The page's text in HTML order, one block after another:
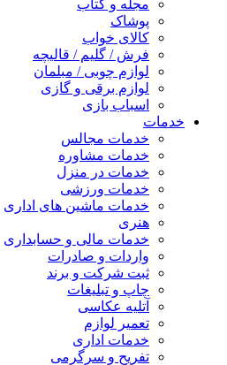
مجله و کتاب
پوشاک
کالای خواب
فرش / گلیم / قالیچه
لوازم چوبی / مبلمان
لوازم برقی و گازی
اسباب بازی
خدمات
خدمات مجالس
خدمات مشاوره
خدمات در منزل
خدمات ورزشی
خدمات ماشین های اداری
هنری
خدمات مالی و حسابداری
واردات و صادرات
ثبت شرکت و برند
چاپ و تبلیغات
آتلیه عکاسی
تعمیر لوازم
خدمات اداری
تفریح و سرگرمی